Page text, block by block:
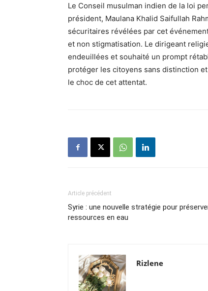
Le Conseil musulman indien de la loi
président, Maulana Khalid Saifullah
sécuritaires révélées par cet
et non stigmatisation. Le dirigeant
endeuillées et souhaité un prompt
protéger les citoyens sans distinction
le choc de cet attentat.
Article précédent
Syrie : une nouvelle stratégie pour
ressources en eau
Rizlene